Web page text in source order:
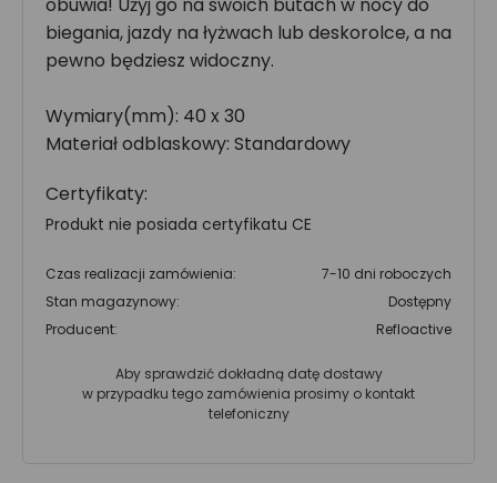
biegania, jazdy na łyżwach lub deskorolce, a na
pewno będziesz widoczny.
Wymiary(mm): 40 x 30
Materiał odblaskowy: Standardowy
Certyfikaty:
Produkt nie posiada certyfikatu CE
Czas realizacji zamówienia:
7-10 dni roboczych
Stan magazynowy:
Dostępny
Producent:
Refloactive
Aby sprawdzić dokładną datę dostawy
w przypadku tego zamówienia prosimy o kontakt
telefoniczny